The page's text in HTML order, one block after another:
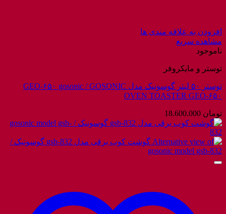
افزودن به علاقه مندی ها
مشاهده سریع
ناموجود
توستر و مایکروفر
توستر ۵۰ لیتر گوسونیک مدل GEO-۶۵۰ gosonic / GOSONIC
OVEN TOASTER GEO-۶۵۰
تومان